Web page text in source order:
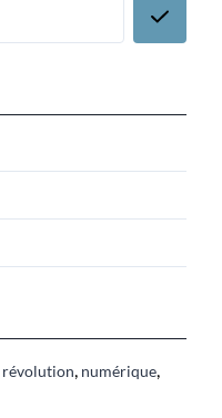
révolution, numérique,